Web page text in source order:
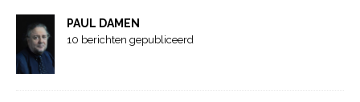
PAUL DAMEN
10 berichten gepubliceerd